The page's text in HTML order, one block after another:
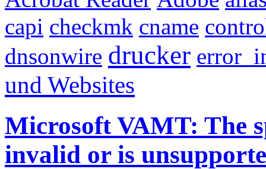
capi checkmk cname
dnsonwire drucker
und Websites
Microsoft VAMT: The
invalid or is